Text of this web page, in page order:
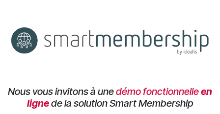
Nous vous invitons à unedémo fonctionnelleen
lignede la solution Smart Membership